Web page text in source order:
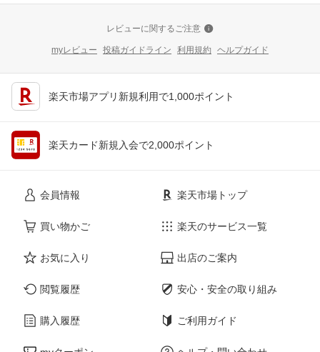
レビューに関するご注意
myレビュー 投稿ガイドライン 利用規約 ヘルプガイド
楽天市場アプリ新規利用で1,000ポイント
楽天カード新規入会で2,000ポイント
会員情報
買い物かご
お気に入り
閲覧履歴
購入履歴
楽天市場トップ
楽天のサービス一覧
出店のご案内
安心・安全の取り組み
ご利用ガイド